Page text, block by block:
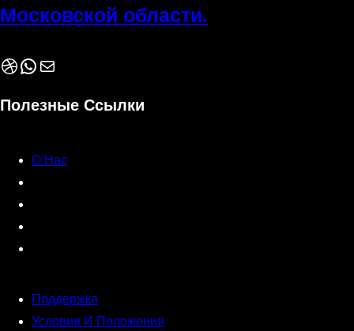
Московской области.
Dribbble WhatsApp Почта
Полезные Ссылки
О Нас
Поддержка
Условия И Положения